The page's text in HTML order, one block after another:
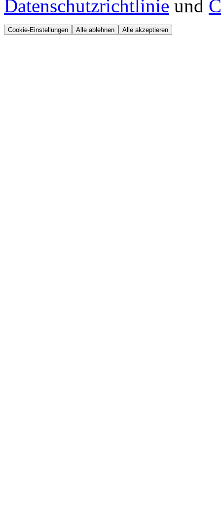
Datenschutzrichtlinie und
Cookie-Einstellungen Alle ablehnen Alle akzeptieren